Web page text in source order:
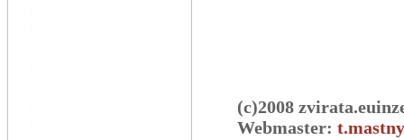
(c)2008
Webmaster: